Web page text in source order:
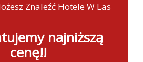
Znaleźć Hotele W Las
najniższą
cenę!!